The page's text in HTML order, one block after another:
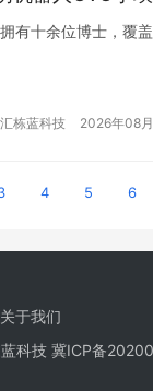
有十余位博士，覆
栋蓝科技 2026年08
4 5 6
关于我们
科技 冀ICP备